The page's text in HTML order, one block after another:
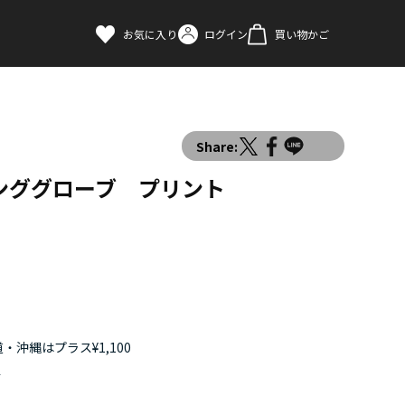
お気に入り ログイン 買い物かご
Share:
ググローブ プリント
沖縄はプラス¥1,100